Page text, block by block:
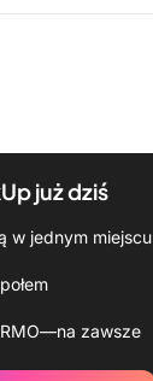
już dziś
w jednym miejscu
zawsze